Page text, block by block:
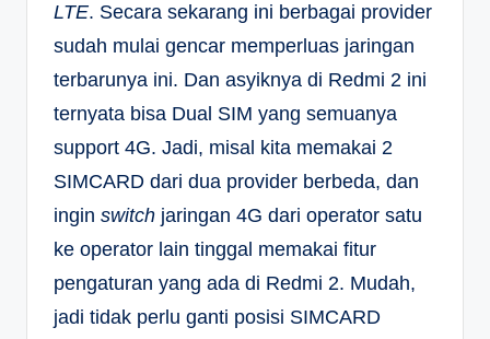
LTE. Secara sekarang ini berbagai provider
sudah mulai gencar memperluas jaringan
terbarunya ini. Dan asyiknya di Redmi 2 ini
ternyata bisa Dual SIM yang semuanya
support 4G. Jadi, misal kita memakai 2
SIMCARD dari dua provider berbeda, dan
ingin switch jaringan 4G dari operator satu
ke operator lain tinggal memakai fitur
pengaturan yang ada di Redmi 2. Mudah,
jadi tidak perlu ganti posisi SIMCARD